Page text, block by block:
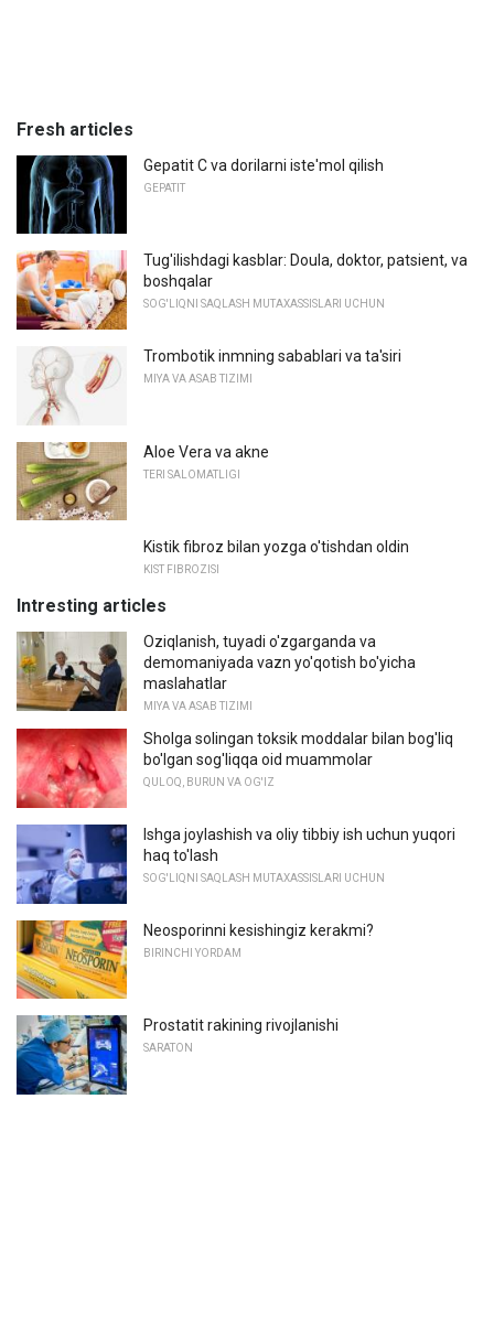
Fresh articles
Gepatit C va dorilarni iste'mol qilish
GEPATIT
Tug'ilishdagi kasblar: Doula, doktor, patsient, va
boshqalar
SOG'LIQNI SAQLASH MUTAXASSISLARI UCHUN
Trombotik inmning sabablari va ta'siri
MIYA VA ASAB TIZIMI
Aloe Vera va akne
TERI SALOMATLIGI
Kistik fibroz bilan yozga o'tishdan oldin
KIST FIBROZISI
Intresting articles
Oziqlanish, tuyadi o'zgarganda va
demomaniyada vazn yo'qotish bo'yicha
maslahatlar
MIYA VA ASAB TIZIMI
Sholga solingan toksik moddalar bilan bog'liq
bo'lgan sog'liqqa oid muammolar
QULOQ, BURUN VA OG'IZ
Ishga joylashish va oliy tibbiy ish uchun yuqori
haq to'lash
SOG'LIQNI SAQLASH MUTAXASSISLARI UCHUN
Neosporinni kesishingiz kerakmi?
BIRINCHI YORDAM
Prostatit rakining rivojlanishi
SARATON